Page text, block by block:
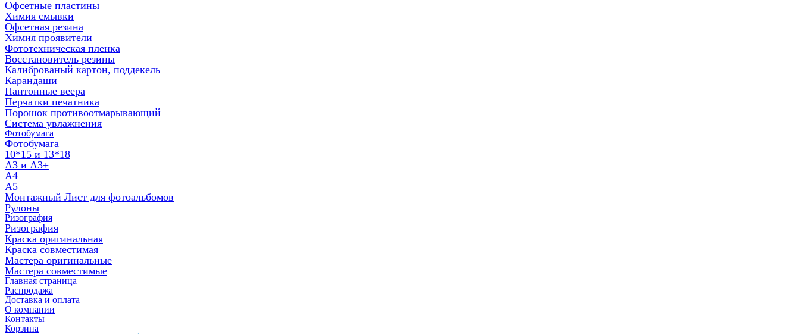
Офсетные пластины
Химия смывки
Офсетная резина
Химия проявители
Фототехническая пленка
Восстановитель резины
Калиброваный картон, поддекель
Карандаши
Пантонные веера
Перчатки печатника
Порошок противоотмарывающий
Система увлажнения
Фотобумага
Фотобумага
10*15 и 13*18
A3 и А3+
А4
А5
Монтажный Лист для фотоальбомов
Рулоны
Ризография
Ризография
Краска оригинальная
Краска совместимая
Мастера оригинальные
Мастера совместимые
Главная страница
Распродажа
Доставка и оплата
О компании
Контакты
Корзина